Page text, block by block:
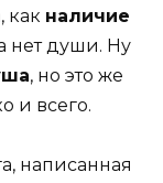
как наличие
нет души. Ну
, но это же
и всего.
написанная